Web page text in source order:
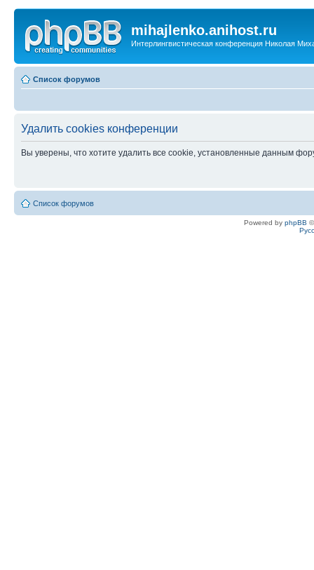
mihajlenko.anihost.ru
Интерлингвистическая конференция Николая
Список форумов
Удалить cookies конференции
Вы уверены, что хотите удалить все cookie, установленные данным
Список форумов
Powered by phpBB